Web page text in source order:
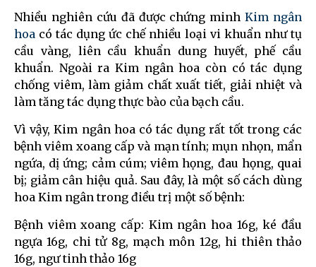
Nhiều nghiên cứu đã được chứng minhKim ngân
hoa có tác dụng ức chế nhiều loại vi khuẩn như tụ
cầu vàng, liên cầu khuẩn dung huyết, phế cầu
khuẩn. Ngoài ra Kim ngân hoa còn có tác dụng
chống viêm, làm giảm chất xuất tiết, giải nhiệt và
làm tăng tác dụng thực bào của bạch cầu.
Vì vậy, Kim ngân hoa có tác dụng rất tốt trong các
bệnh viêm xoang cấp và mạn tính; mụn nhọn, mẩn
ngứa, dị ứng; cảm cúm; viêm họng, đau họng, quai
bị; giảm cân hiệu quả. Sau đây, là một số cách dùng
hoa Kim ngân trong điều trị một số bệnh:
Bệnh viêm xoang cấp: Kim ngân hoa 16g, ké đầu
ngựa 16g, chi tử 8g, mạch môn 12g, hi thiên thảo
16g, ngư tinh thảo 16g